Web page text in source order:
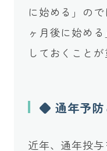
に始める」の
ヶ月後に始め
しておくことが
◆ 通年予防
近年、通年投